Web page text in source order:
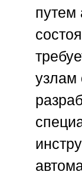
путем
узлам